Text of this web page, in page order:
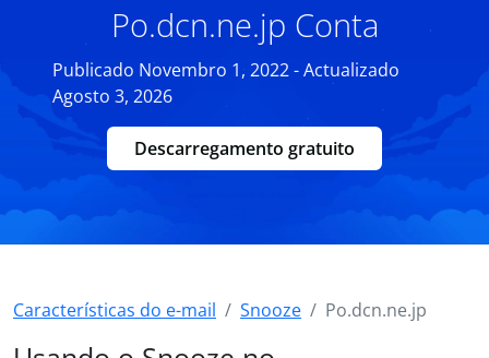
Po.dcn.ne.jp Conta
Publicado Novembro 1, 2022 - Actualizado
Agosto 3, 2026
Descarregamento gratuito
Características do e-mail Snooze Po.dcn.ne.jp